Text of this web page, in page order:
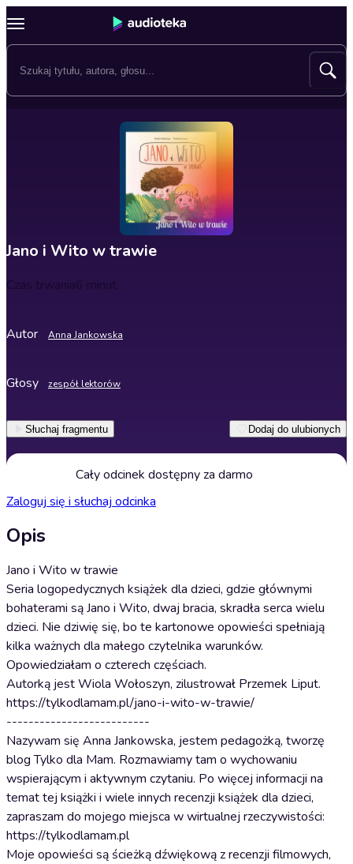
Jano i Wito w trawie
Czas trwania6 minut
Autor Anna Jankowska
Głosy zespół lektorów
Słuchaj fragmentu Dodaj do ulubionych
Cały odcinek dostępny za darmo
Zaloguj się i słuchaj odcinka
Opis
Jano i Wito w trawie
Seria logopedycznych książek dla dzieci, gdzie głównymi
bohaterami są Jano i Wito, dwaj bracia, skradła serca wielu
dzieci. Nie dziwię się, bo te kartonowe opowieści spełniają
kilka ważnych dla małego czytelnika warunków.
Opowiedziałam o czterech częściach.
Autorką jest Wiola Wołoszyn, zilustrował Przemek Liput.
https://tylkodlamam.pl/jano-i-wito-w-trawie/
--------------------------
Nazywam się Anna Jankowska, jestem pedagożką, tworzę
blog Tylko dla Mam. Rozmawiamy tam o wychowaniu
wspierającym i aktywnym czytaniu. Po więcej informacji na
temat tej książki i wiele innych recenzji książek dla dzieci,
zapraszam do mojego miejsca w wirtualnej rzeczywistości:
https://tylkodlamam.pl
Moje opowieści są ścieżką dźwiękową z recenzji filmowych,